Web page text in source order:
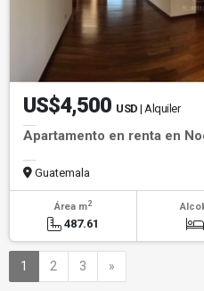
US$4,500 USD | Alquiler
Apartamento en renta en
Guatemala
Área m2
487.61
1 2 3 »